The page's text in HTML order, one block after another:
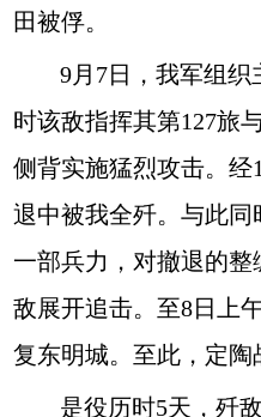
田被俘。
9月7日，我军组织
时该敌指挥其第127旅
侧背实施猛烈攻击。
退中被我全歼。与此
一部兵力，对撤退的整
敌展开追击。至8日上
复东明城。至此，定陶
是役历时5天，歼